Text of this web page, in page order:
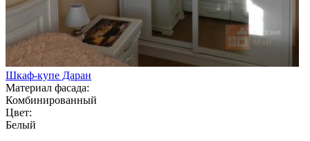
Шкаф-купе Даран
Материал фасада:
Комбинированный
Цвет:
Белый